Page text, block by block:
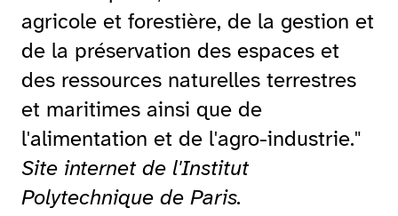
agricole et forestière, de la gestion et
de la préservation des espaces et
des ressources naturelles terrestres
et maritimes ainsi que de
l'alimentation et de l'agro-industrie."
Site internet de l'Institut
Polytechnique de Paris.